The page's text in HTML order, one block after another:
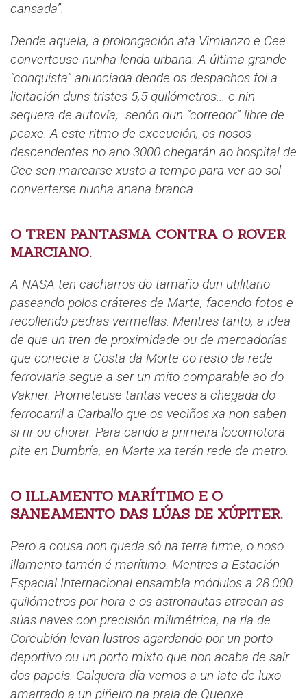
cansada”.
Dende aquela, a prolongación ata Vimianzo e Cee
converteuse nunha lenda urbana. A última grande
“conquista” anunciada dende os despachos foi a
licitación duns tristes 5,5 quilómetros... e nin
sequera de autovía, senón dun “corredor” libre de
peaxe. A este ritmo de execución, os nosos
descendentes no ano 3000 chegarán ao hospital de
Cee sen marearse xusto a tempo para ver ao sol
converterse nunha anana branca.
O TREN PANTASMA CONTRA O ROVER
MARCIANO.
A NASA ten cacharros do tamaño dun utilitario
paseando polos cráteres de Marte, facendo fotos e
recollendo pedras vermellas. Mentres tanto, a idea
de que un tren de proximidade ou de mercadorías
que conecte a Costa da Morte co resto da rede
ferroviaria segue a ser un mito comparable ao do
Vakner. Prometeuse tantas veces a chegada do
ferrocarril a Carballo que os veciños xa non saben
si rir ou chorar. Para cando a primeira locomotora
pite en Dumbría, en Marte xa terán rede de metro.
O ILLAMENTO MARÍTIMO E O
SANEAMENTO DAS LÚAS DE XÚPITER.
Pero a cousa non queda só na terra firme, o noso
illamento tamén é marítimo. Mentres a Estación
Espacial Internacional ensambla módulos a 28.000
quilómetros por hora e os astronautas atracan as
súas naves con precisión milimétrica, na ría de
Corcubión levan lustros agardando por un porto
deportivo ou un porto mixto que non acaba de saír
dos papeis. Calquera día vemos a un iate de luxo
amarrado a un piñeiro na praia de Quenxe.